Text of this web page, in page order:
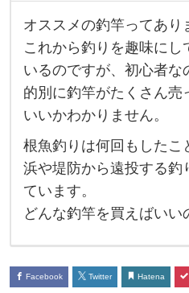
オ
ス
ス
メ
の
釣
竿
っ
り
オススメの釣竿ってあり
これから釣りを趣味にし
いるのですが、初心者な
的別に釣竿がたくさん売
いいかわかりません。
根魚釣りは何回もしたこ
浜や堤防から遠投する釣
ています。
どんな釣竿を買えばいい
Facebook Twitter Hatena